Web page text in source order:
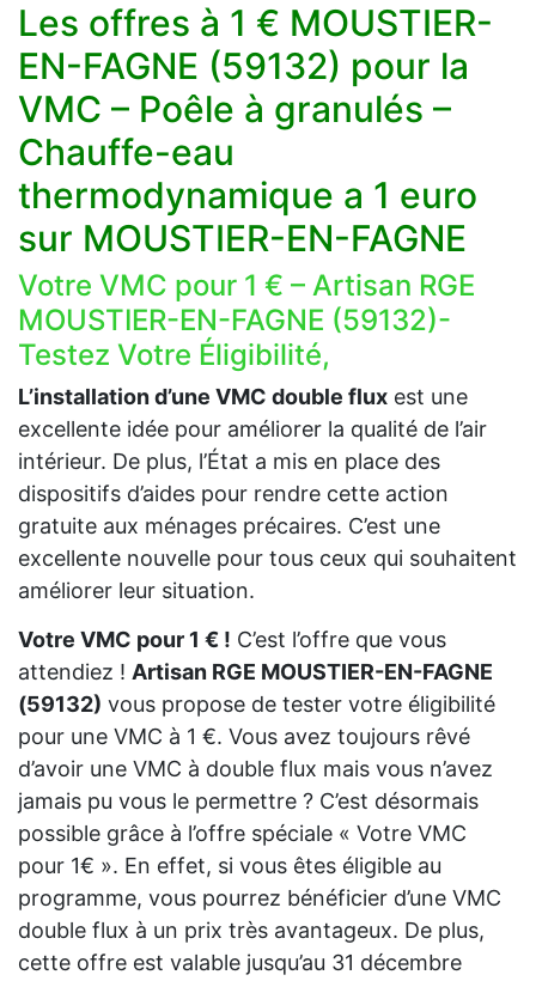
Les offres à 1 € MOUSTIER-
EN-FAGNE (59132) pour la
VMC – Poêle à granulés –
Chauffe-eau
thermodynamique a 1 euro
sur MOUSTIER-EN-FAGNE
Votre VMC pour 1 € – Artisan RGE
MOUSTIER-EN-FAGNE (59132)-
Testez Votre Éligibilité,
L’installation d’une VMC double flux est une
excellente idée pour améliorer la qualité de l’air
intérieur. De plus, l’État a mis en place des
dispositifs d’aides pour rendre cette action
gratuite aux ménages précaires. C’est une
excellente nouvelle pour tous ceux qui souhaitent
améliorer leur situation.
Votre VMC pour 1 € ! C’est l’offre que vous
attendiez ! Artisan RGE MOUSTIER-EN-FAGNE
(59132) vous propose de tester votre éligibilité
pour une VMC à 1 €. Vous avez toujours rêvé
d’avoir une VMC à double flux mais vous n’avez
jamais pu vous le permettre ? C’est désormais
possible grâce à l’offre spéciale « Votre VMC
pour 1€ ». En effet, si vous êtes éligible au
programme, vous pourrez bénéficier d’une VMC
double flux à un prix très avantageux. De plus,
cette offre est valable jusqu’au 31 décembre